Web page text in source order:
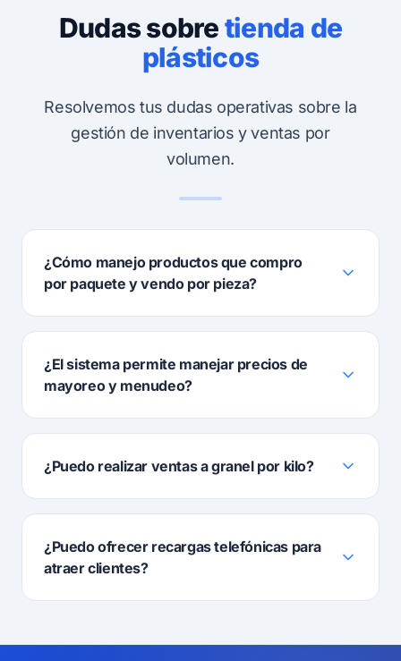
Dudas sobretienda de
plásticos
Resolvemos tus dudas operativas sobre la
gestión de inventarios y ventas por
volumen.
¿Cómo manejo productos que compro
por paquete y vendo por pieza?
¿El sistema permite manejar precios de
mayoreo y menudeo?
¿Puedo realizar ventas a granel por kilo?
¿Puedo ofrecer recargas telefónicas para
atraer clientes?